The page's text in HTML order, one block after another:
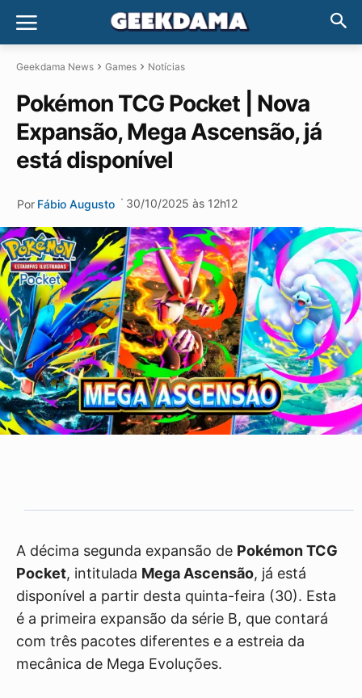
Geekdama News Games Notícias
Pokémon TCG Pocket | Nova
Expansão, Mega Ascensão, já
está disponível
Por Fábio Augusto · 30/10/2025 às 12h12
A décima segunda expansão de Pokémon TCG
Pocket, intitulada Mega Ascensão, já está
disponível a partir desta quinta-feira (30). Esta
é a primeira expansão da série B, que contará
com três pacotes diferentes e a estreia da
mecânica de Mega Evoluções.